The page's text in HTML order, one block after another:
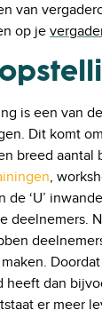
van
op je
is een van
Dit komt
breed aantal
de ‘U’
deelnemers.
heeft dan
er meer